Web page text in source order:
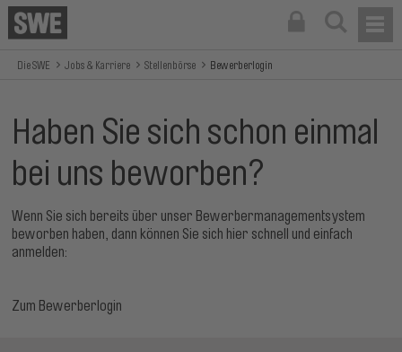
Die SWE Jobs & Karriere Stellenbörse Bewerberlogin
Haben Sie sich schon einmal
bei uns beworben?
Wenn Sie sich bereits über unser Bewerbermanagementsystem
beworben haben, dann können Sie sich hier schnell und einfach
anmelden:
Zum Bewerberlogin